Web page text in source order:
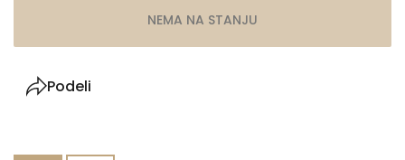
NEMA NA STANJU
Podeli